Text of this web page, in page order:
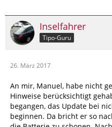
Inselfahrer
Tipo-Guru
26. März 2017
An mir, Manuel, habe nicht
Hinweise berücksichtigt
begangen, das Update bei
beginnen. Da bricht er so